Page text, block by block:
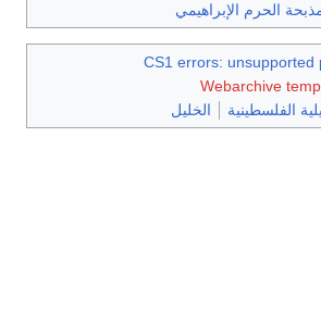
الحرم الإبراهيمي
CS1 errors: unsupported
Webarchive
الفلسطينية
الخليل